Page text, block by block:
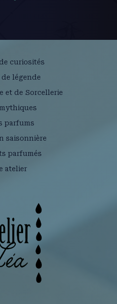
curiosités
légende
et de Sorcellerie
parfums
saisonnière
parfumés
atelier